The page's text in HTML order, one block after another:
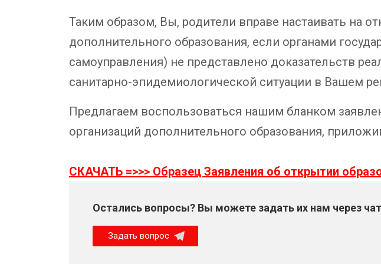
Таким образом, Вы, родители вправе настаивать на
дополнительного образования, если органами
самоуправления) не представлено доказательств
санитарно-эпидемиологической ситуации в Вашем
Предлагаем воспользоваться нашим бланком
организаций дополнительного образования,
СКАЧАТЬ =>>> Образец Заявления об открытии
Остались вопросы? Вы можете задать их нам через
Задать вопрос